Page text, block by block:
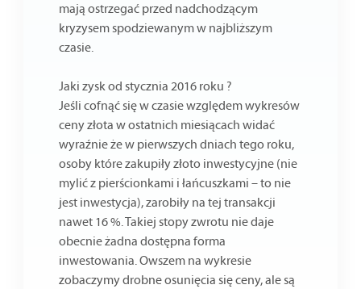
mają ostrzegać przed nadchodzącym
kryzysem spodziewanym w najbliższym
czasie.
Jaki zysk od stycznia 2016 roku ?
Jeśli cofnąć się w czasie względem wykresów
ceny złota w ostatnich miesiącach widać
wyraźnie że w pierwszych dniach tego roku,
osoby które zakupiły złoto inwestycyjne (nie
mylić z pierścionkami i łańcuszkami – to nie
jest inwestycja), zarobiły na tej transakcji
nawet 16 %. Takiej stopy zwrotu nie daje
obecnie żadna dostępna forma
inwestowania. Owszem na wykresie
zobaczymy drobne osunięcia się ceny, ale są